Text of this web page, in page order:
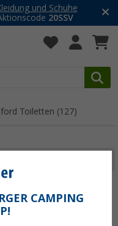
Schuhe
20SSV
Toiletten (127)
CAMPING